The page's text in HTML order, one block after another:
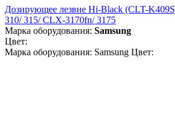
Дозирующее лезвие Hi-Black (CLT-
310/ 315/ CLX-3170fn/ 3175
Марка оборудования: Samsung
Цвет:
Марка оборудования: Samsung Цвет: